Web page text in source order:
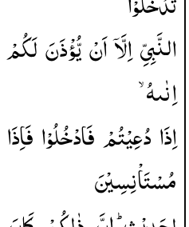
النَّبِیِّاِلَّاۤاَنْیُّؤْذَنَلَكُمْ
اِنٰىهُ ۙ
اِذَادُعِیْتُمْفَادْخُلُوْافَاِذَا
مُسْتَاْنِسِیْنَ